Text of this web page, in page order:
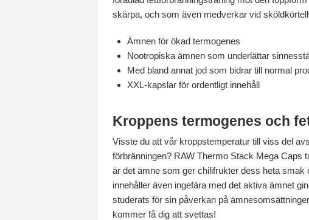
skärpa, och som även medverkar vid
Ämnen för ökad termogenes
Nootropiska ämnen som underlättar
Med bland annat jod som bidrar till normal
XXL-kapslar för ordentligt innehåll
Kroppens termogenes och
Visste du att vår kroppstemperatur till viss del
förbränningen? RAW Thermo Stack Mega Caps
är det ämne som ger chilifrukter dess heta
innehåller även ingefära med det aktiva ämnet
studerats för sin påverkan på
kommer få dig att svettas!